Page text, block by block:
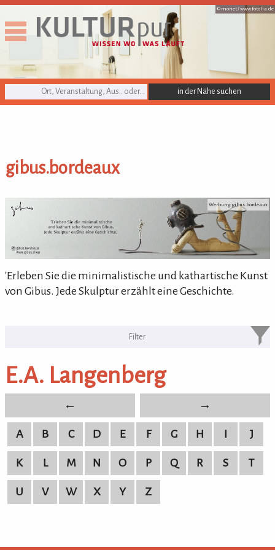
© monet /www.fotolia.de
KULTURpur Suche
gibus.bordeaux
gibus.bordeaux Werbung: gibus.bordeaux
'Erleben Sie die minimalistische und kathartische Kunst
von Gibus. Jede Skulptur erzählt eine Geschichte.
KULTURpur Bildende Künstler von
E.A. Langenberg
bildende Künstler von A-Z
← →
A B C D E F G H I J
K L M N O P Q R S T
U V W X Y Z